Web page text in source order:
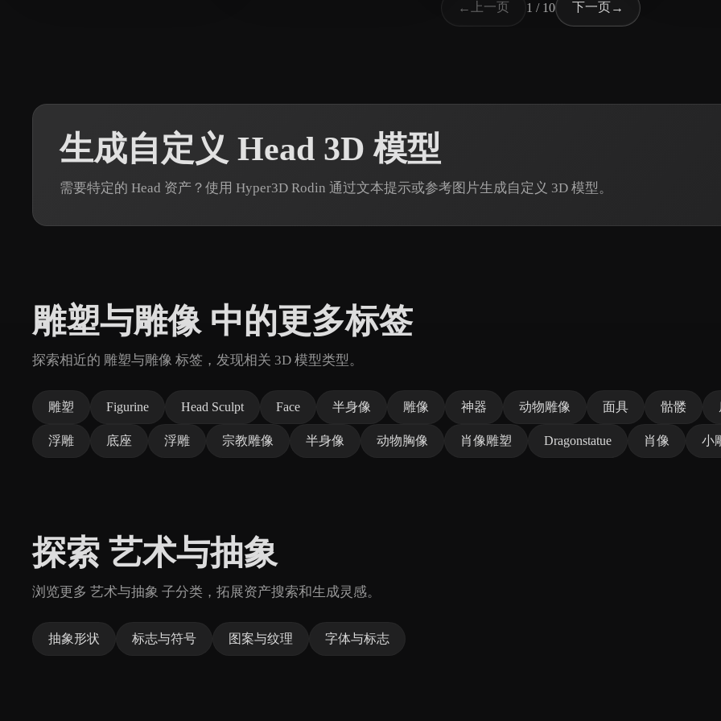
← 上一页 1 / 10 下一页→
生成自定义 Head 3D 模型
需要特定的 Head 资产？使用 Hyper3D Rodin 通过文本提示或参考图片生成自定义 3D 模型。
雕塑与雕像 中的更多标签
探索相近的 雕塑与雕像 标签，发现相关 3D 模型类型。
雕塑 Figurine Head Sculpt Face 半身像 雕像 神器 动物雕像 面具 骷髅
浮雕 底座 浮雕 宗教雕像 半身像 动物胸像 肖像雕塑 Dragonstatue 肖像 小
探索 艺术与抽象
浏览更多 艺术与抽象 子分类，拓展资产搜索和生成灵感。
抽象形状 标志与符号 图案与纹理 字体与标志